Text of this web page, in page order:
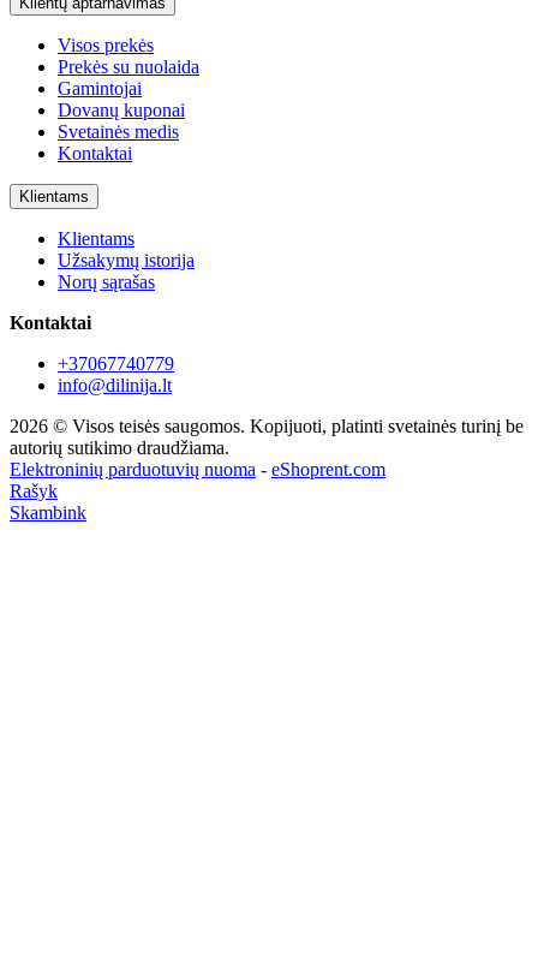
Visos prekės
Prekės su nuolaida
Gamintojai
Dovanų kuponai
Svetainės medis
Kontaktai
Klientams
Klientams
Užsakymų istorija
Norų sąrašas
Kontaktai
+37067740779
info@dilinija.lt
2026 © Visos teisės saugomos. Kopijuoti, platinti svetainės turinį be
autorių sutikimo draudžiama.
Elektroninių parduotuvių nuoma - eShoprent.com
Rašyk
Skambink